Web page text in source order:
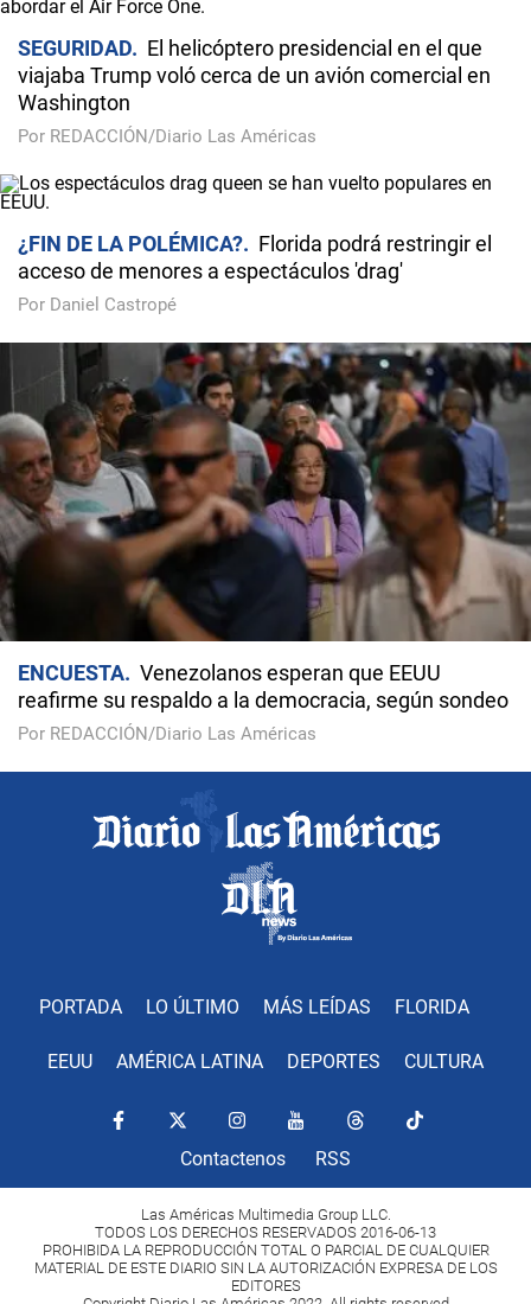
SEGURIDAD
El helicóptero presidencial en el que
viajaba Trump voló cerca de un avión comercial en
Washington
Por REDACCIÓN/Diario Las Américas
¿FIN DE LA POLÉMICA?
Florida podrá restringir el
acceso de menores a espectáculos 'drag'
Por Daniel Castropé
ENCUESTA
Venezolanos esperan que EEUU
reafirme su respaldo a la democracia, según sondeo
Por REDACCIÓN/Diario Las Américas
PORTADA LO ÚLTIMO MÁS LEÍDAS FLORIDA
EEUU AMÉRICA LATINA DEPORTES CULTURA
Contactenos RSS
Las Américas Multimedia Group LLC.
TODOS LOS DERECHOS RESERVADOS 2016-06-13
PROHIBIDA LA REPRODUCCIÓN TOTAL O PARCIAL DE CUALQUIER
MATERIAL DE ESTE DIARIO SIN LA AUTORIZACIÓN EXPRESA DE LOS
EDITORES